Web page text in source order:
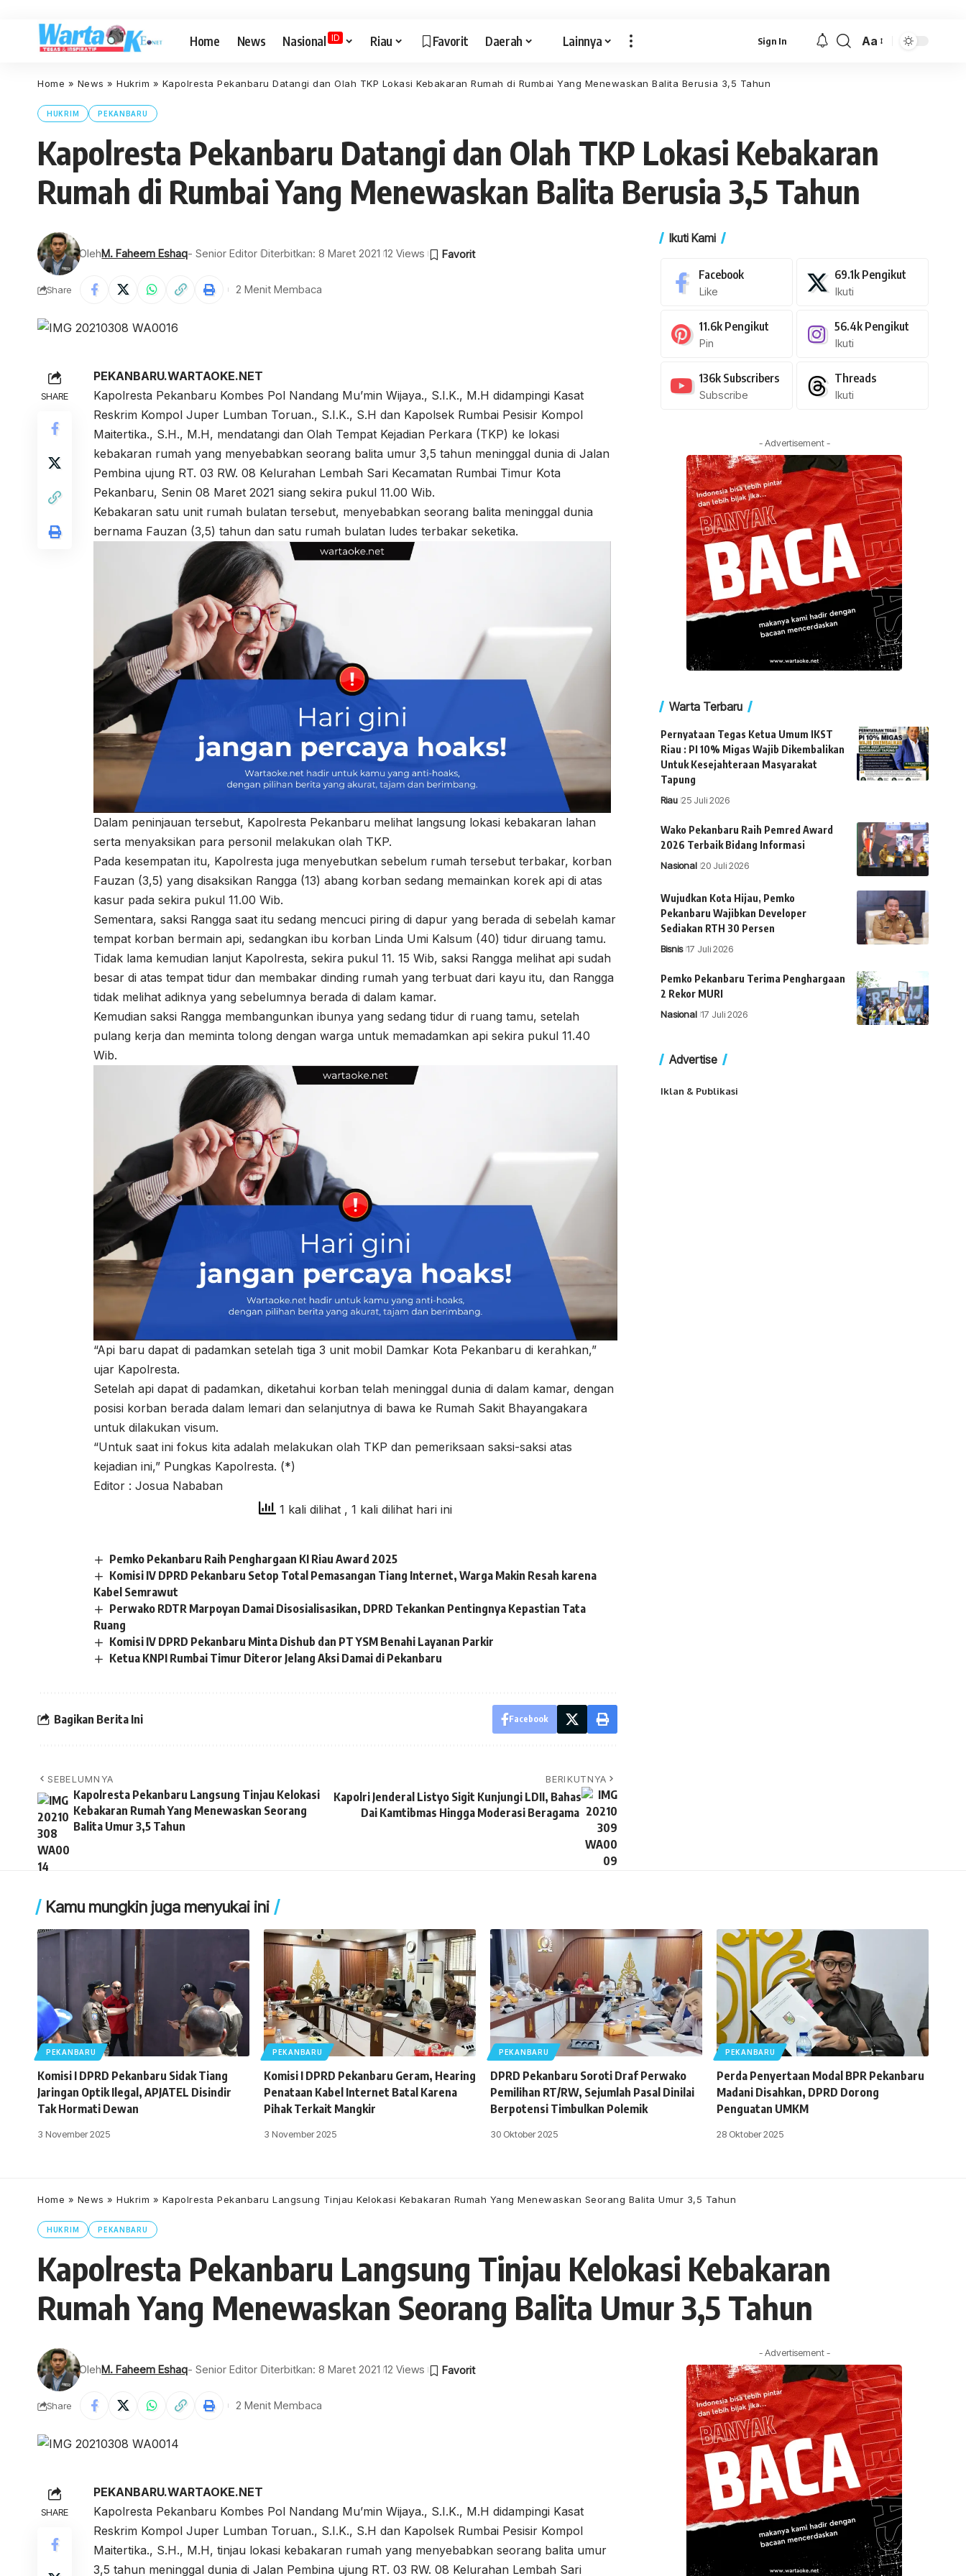
Home News Nasional ID Riau Favorit Daerah Lainnya Sign In
Font
Aa
Home » News » Hukrim » Kapolresta Pekanbaru Datangi dan Olah TKP Lokasi Kebakaran Rumah di Rumbai Yang Menewaskan Balita Berusia 3,5 Tahun
HUKRIM PEKANBARU
Kapolresta Pekanbaru Datangi dan Olah TKP Lokasi Kebakaran
Rumah di Rumbai Yang Menewaskan Balita Berusia 3,5 Tahun
OlehM. Faheem Eshaq- Senior Editor Diterbitkan: 8 Maret 2021 12 Views
Share 2 Menit Membaca
SHARE
PEKANBARU.WARTAOKE.NET
Kapolresta Pekanbaru Kombes Pol Nandang Mu’min Wijaya., S.I.K., M.H didampingi Kasat
Reskrim Kompol Juper Lumban Toruan., S.I.K., S.H dan Kapolsek Rumbai Pesisir Kompol
Maitertika., S.H., M.H, mendatangi dan Olah Tempat Kejadian Perkara (TKP) ke lokasi
kebakaran rumah yang menyebabkan seorang balita umur 3,5 tahun meninggal dunia di Jalan
Pembina ujung RT. 03 RW. 08 Kelurahan Lembah Sari Kecamatan Rumbai Timur Kota
Pekanbaru, Senin 08 Maret 2021 siang sekira pukul 11.00 Wib.
Kebakaran satu unit rumah bulatan tersebut, menyebabkan seorang balita meninggal dunia
bernama Fauzan (3,5) tahun dan satu rumah bulatan ludes terbakar seketika.
Dalam peninjauan tersebut, Kapolresta Pekanbaru melihat langsung lokasi kebakaran lahan
serta menyaksikan para personil melakukan olah TKP.
Pada kesempatan itu, Kapolresta juga menyebutkan sebelum rumah tersebut terbakar, korban
Fauzan (3,5) yang disaksikan Rangga (13) abang korban sedang memainkan korek api di atas
kasur pada sekira pukul 11.00 Wib.
Sementara, saksi Rangga saat itu sedang mencuci piring di dapur yang berada di sebelah kamar
tempat korban bermain api, sedangkan ibu korban Linda Umi Kalsum (40) tidur diruang tamu.
Tidak lama kemudian lanjut Kapolresta, sekira pukul 11. 15 Wib, saksi Rangga melihat api sudah
besar di atas tempat tidur dan membakar dinding rumah yang terbuat dari kayu itu, dan Rangga
tidak melihat adiknya yang sebelumnya berada di dalam kamar.
Kemudian saksi Rangga membangunkan ibunya yang sedang tidur di ruang tamu, setelah
pulang kerja dan meminta tolong dengan warga untuk memadamkan api sekira pukul 11.40
Wib.
“Api baru dapat di padamkan setelah tiga 3 unit mobil Damkar Kota Pekanbaru di kerahkan,”
ujar Kapolresta.
Setelah api dapat di padamkan, diketahui korban telah meninggal dunia di dalam kamar, dengan
posisi korban berada dalam lemari dan selanjutnya di bawa ke Rumah Sakit Bhayangakara
untuk dilakukan visum.
“Untuk saat ini fokus kita adalah melakukan olah TKP dan pemeriksaan saksi-saksi atas
kejadian ini,” Pungkas Kapolresta. (*)
Editor : Josua Nababan
1 kali dilihat , 1 kali dilihat hari ini
Pemko Pekanbaru Raih Penghargaan KI Riau Award 2025
Komisi IV DPRD Pekanbaru Setop Total Pemasangan Tiang Internet, Warga Makin Resah karena
Kabel Semrawut
Perwako RDTR Marpoyan Damai Disosialisasikan, DPRD Tekankan Pentingnya Kepastian Tata
Ruang
Komisi IV DPRD Pekanbaru Minta Dishub dan PT YSM Benahi Layanan Parkir
Ketua KNPI Rumbai Timur Diteror Jelang Aksi Damai di Pekanbaru
Bagikan Berita Ini Facebook
SEBELUMNYA
Kapolresta Pekanbaru Langsung Tinjau Kelokasi
Kebakaran Rumah Yang Menewaskan Seorang
Balita Umur 3,5 Tahun
BERIKUTNYA
Kapolri Jenderal Listyo Sigit Kunjungi LDII, Bahas
Dai Kamtibmas Hingga Moderasi Beragama
Ikuti Kami
Facebook
Like
69.1k Pengikut
Ikuti
11.6k Pengikut
Pin
56.4k Pengikut
Ikuti
136k Subscribers
Subscribe
Threads
Ikuti
- Advertisement -
Warta Terbaru
Pernyataan Tegas Ketua Umum IKST
Riau : PI 10% Migas Wajib Dikembalikan
Untuk Kesejahteraan Masyarakat
Tapung
Riau 25 Juli 2026
Wako Pekanbaru Raih Pemred Award
2026 Terbaik Bidang Informasi
Nasional 20 Juli 2026
Wujudkan Kota Hijau, Pemko
Pekanbaru Wajibkan Developer
Sediakan RTH 30 Persen
Bisnis 17 Juli 2026
Pemko Pekanbaru Terima Penghargaan
2 Rekor MURI
Nasional 17 Juli 2026
Advertise
Iklan & Publikasi
Kamu mungkin juga menyukai ini
PEKANBARU
Komisi I DPRD Pekanbaru Sidak Tiang
Jaringan Optik Ilegal, APJATEL Disindir
Tak Hormati Dewan
3 November 2025
PEKANBARU
Komisi I DPRD Pekanbaru Geram, Hearing
Penataan Kabel Internet Batal Karena
Pihak Terkait Mangkir
3 November 2025
PEKANBARU
DPRD Pekanbaru Soroti Draf Perwako
Pemilihan RT/RW, Sejumlah Pasal Dinilai
Berpotensi Timbulkan Polemik
30 Oktober 2025
PEKANBARU
Perda Penyertaan Modal BPR Pekanbaru
Madani Disahkan, DPRD Dorong
Penguatan UMKM
28 Oktober 2025
Home » News » Hukrim » Kapolresta Pekanbaru Langsung Tinjau Kelokasi Kebakaran Rumah Yang Menewaskan Seorang Balita Umur 3,5 Tahun
HUKRIM PEKANBARU
Kapolresta Pekanbaru Langsung Tinjau Kelokasi Kebakaran
Rumah Yang Menewaskan Seorang Balita Umur 3,5 Tahun
OlehM. Faheem Eshaq- Senior Editor Diterbitkan: 8 Maret 2021 12 Views
Share 2 Menit Membaca
SHARE
PEKANBARU.WARTAOKE.NET
Kapolresta Pekanbaru Kombes Pol Nandang Mu’min Wijaya., S.I.K., M.H didampingi Kasat
Reskrim Kompol Juper Lumban Toruan., S.I.K., S.H dan Kapolsek Rumbai Pesisir Kompol
Maitertika., S.H., M.H, tinjau lokasi kebakaran rumah yang menyebabkan seorang balita umur
3,5 tahun meninggal dunia di Jalan Pembina ujung RT. 03 RW. 08 Kelurahan Lembah Sari
- Advertisement -